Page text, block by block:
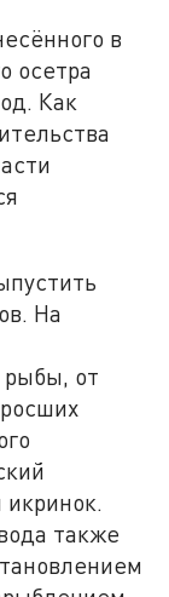
в
осетра
Как
На
рыбы, от
также